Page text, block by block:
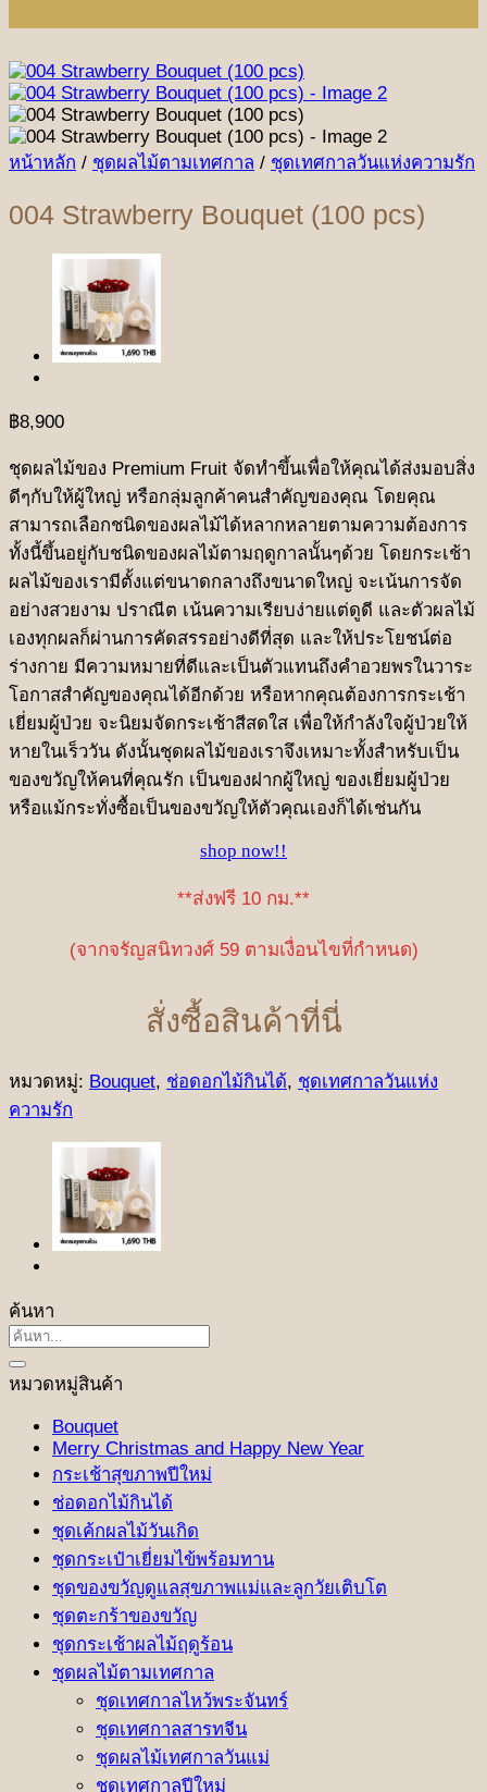
หน้าหลัก / ชุดผลไม้ตามเทศกาล / ชุดเทศกาลวันแห่งความรัก
004 Strawberry Bouquet (100 pcs)
฿8,900
ชุดผลไม้ของ Premium Fruit จัดทำขึ้นเพื่อให้คุณได้ส่งมอบสิ่ง
ดีๆกับให้ผู้ใหญ่ หรือกลุ่มลูกค้าคนสำคัญของคุณ โดยคุณ
สามารถเลือกชนิดของผลไม้ได้หลากหลายตามความต้องการ
ทั้งนี้ขึ้นอยู่กับชนิดของผลไม้ตามฤดูกาลนั้นๆด้วย โดยกระเช้า
ผลไม้ของเรามีตั้งแต่ขนาดกลางถึงขนาดใหญ่ จะเน้นการจัด
อย่างสวยงาม ปราณีต เน้นความเรียบง่ายแต่ดูดี และตัวผลไม้
เองทุกผลก็ผ่านการคัดสรรอย่างดีที่สุด และให้ประโยชน์ต่อ
ร่างกาย มีความหมายที่ดีและเป็นตัวแทนถึงคำอวยพรในวาระ
โอกาสสำคัญของคุณได้อีกด้วย หรือหากคุณต้องการกระเช้า
เยี่ยมผู้ป่วย จะนิยมจัดกระเช้าสีสดใส เพื่อให้กำลังใจผู้ป่วยให้
หายในเร็ววัน ดังนั้นชุดผลไม้ของเราจึงเหมาะทั้งสำหรับเป็น
ของขวัญให้คนที่คุณรัก เป็นของฝากผู้ใหญ่ ของเยี่ยมผู้ป่วย
หรือแม้กระทั่งซื้อเป็นของขวัญให้ตัวคุณเองก็ได้เช่นกัน
shop now!!
**ส่งฟรี 10 กม.**
(จากจรัญสนิทวงศ์ 59 ตามเงื่อนไขที่กำหนด)
สั่งซื้อสินค้าที่นี่
หมวดหมู่: Bouquet, ช่อดอกไม้กินได้, ชุดเทศกาลวันแห่ง
ความรัก
ค้นหา
ค้นหา:
หมวดหมู่สินค้า
Bouquet
Merry Christmas and Happy New Year
กระเช้าสุขภาพปีใหม่
ช่อดอกไม้กินได้
ชุดเค้กผลไม้วันเกิด
ชุดกระเป๋าเยี่ยมไข้พร้อมทาน
ชุดของขวัญดูแลสุขภาพแม่และลูกวัยเติบโต
ชุดตะกร้าของขวัญ
ชุดกระเช้าผลไม้ฤดูร้อน
ชุดผลไม้ตามเทศกาล
ชุดเทศกาลไหว้พระจันทร์
ชุดเทศกาลสารทจีน
ชุดผลไม้เทศกาลวันแม่
ชุดเทศกาลปีใหม่